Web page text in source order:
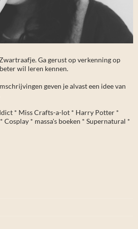
Ga gerust op verkenning op
wil leren kennen.
geven je alvast een idee van
* Miss Crafts-a-lot * Harry Potter *
* massa's boeken * Supernatural *